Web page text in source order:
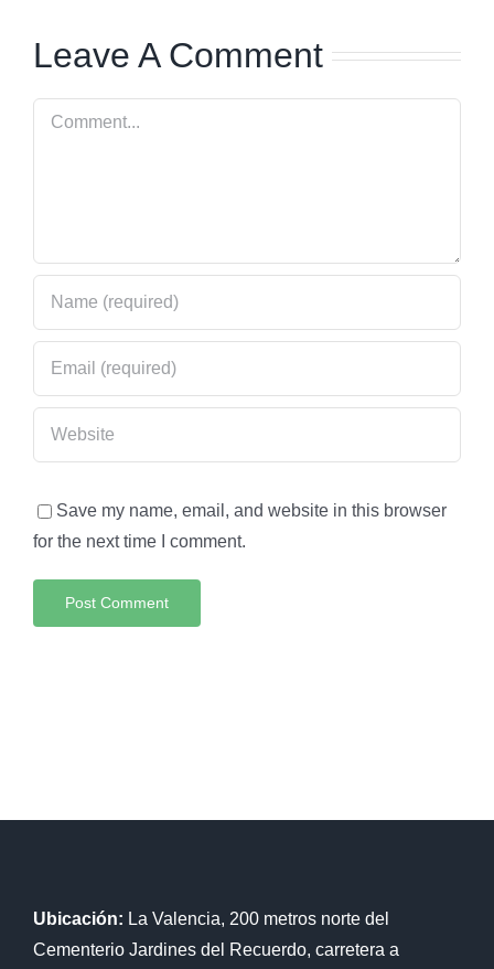
Leave A Comment
Comment
Save my name, email, and website in this browser
for the next time I comment.
Ubicación: La Valencia, 200 metros norte del
Cementerio Jardines del Recuerdo, carretera a